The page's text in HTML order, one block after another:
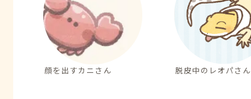
顔を出すカニさん 脱皮中のレオパさん